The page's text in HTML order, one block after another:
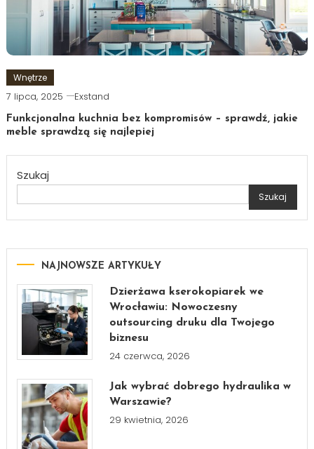
Wnętrze
7 lipca, 2025 Exstand
Funkcjonalna kuchnia bez kompromisów – sprawdź, jakie
meble sprawdzą się najlepiej
Szukaj
Szukaj
NAJNOWSZE ARTYKUŁY
Dzierżawa kserokopiarek we
Wrocławiu: Nowoczesny
outsourcing druku dla Twojego
biznesu
24 czerwca, 2026
Jak wybrać dobrego hydraulika w
Warszawie?
29 kwietnia, 2026